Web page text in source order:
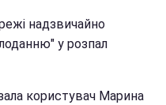
надзвичайно
у розпал
користувач Марина